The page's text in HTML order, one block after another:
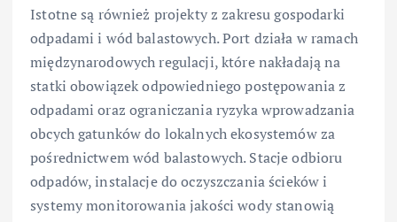
Istotne są również projekty z zakresu gospodarki
odpadami i wód balastowych. Port działa w ramach
międzynarodowych regulacji, które nakładają na
statki obowiązek odpowiedniego postępowania z
odpadami oraz ograniczania ryzyka wprowadzania
obcych gatunków do lokalnych ekosystemów za
pośrednictwem wód balastowych. Stacje odbioru
odpadów, instalacje do oczyszczania ścieków i
systemy monitorowania jakości wody stanowią